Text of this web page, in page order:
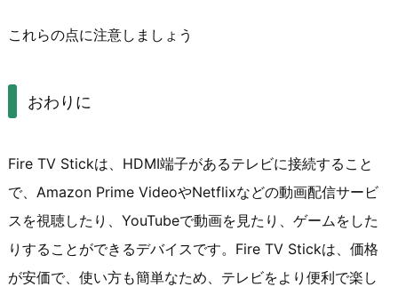
これらの点に注意しましょう
おわりに
Fire TV Stickは、HDMI端子があるテレビに接続すること
で、Amazon Prime VideoやNetflixなどの動画配信サービ
スを視聴したり、YouTubeで動画を見たり、ゲームをした
りすることができるデバイスです。Fire TV Stickは、価格
が安価で、使い方も簡単なため、テレビをより便利で楽し